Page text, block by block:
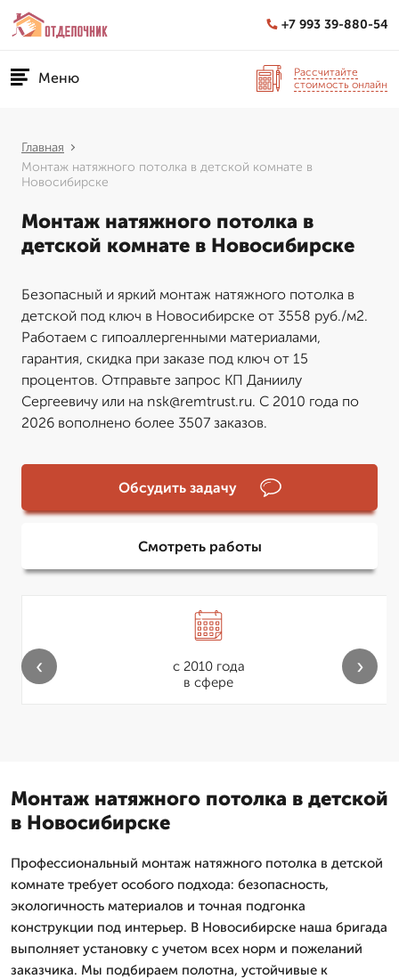
+7 993 39-880-54
Меню
Рассчитайте
стоимость онлайн
Главная
Монтаж натяжного потолка в детской комнате в
Новосибирске
Монтаж натяжного потолка в
детской комнате в Новосибирске
Безопасный и яркий монтаж натяжного потолка в
детской под ключ в Новосибирске от 3558 руб./м2.
Работаем с гипоаллергенными материалами,
гарантия, скидка при заказе под ключ от 15
процентов. Отправьте запрос КП Даниилу
Сергеевичу или на nsk@remtrust.ru. С 2010 года по
2026 вополнено более 3507 заказов.
Обсудить задачу
Смотреть работы
с 2010 года
в сфере
‹ ›
Монтаж натяжного потолка в детской
в Новосибирске
Профессиональный монтаж натяжного потолка в детской
комнате требует особого подхода: безопасность,
экологичность материалов и точная подгонка
конструкции под интерьер. В Новосибирске наша бригада
выполняет установку с учетом всех норм и пожеланий
заказчика. Мы подбираем полотна, устойчивые к